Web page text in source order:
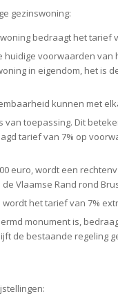
gezinswoning:
bedraagt het tarief
voorwaarden
in eigendom, het is
kunnen met
toepassing. Dit
tarief van 7% op
euro, wordt een
Vlaamse Rand rond
het tarief van 7%
monument is,
de bestaande regeling